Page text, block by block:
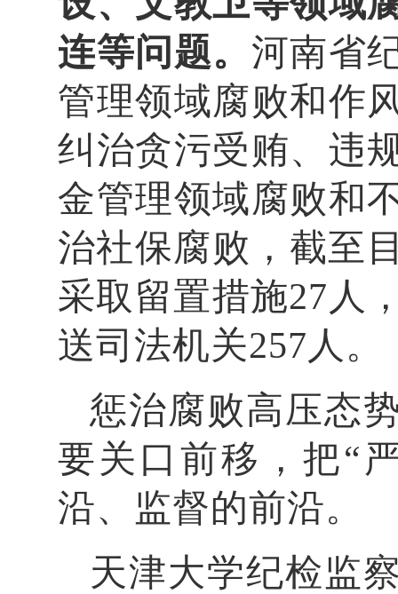
连等问题。 河南省
管理领域腐败和作
纠治贪污受贿、违
金管理领域腐败和
治社保腐败，截至
采取留置措施27人
送司法机关257人。
惩治腐败高压态
要关口前移，把“
沿、监督的前沿。
天津大学纪检监